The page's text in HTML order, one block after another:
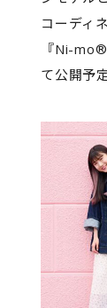
コーディ
『Ni-
て公開予